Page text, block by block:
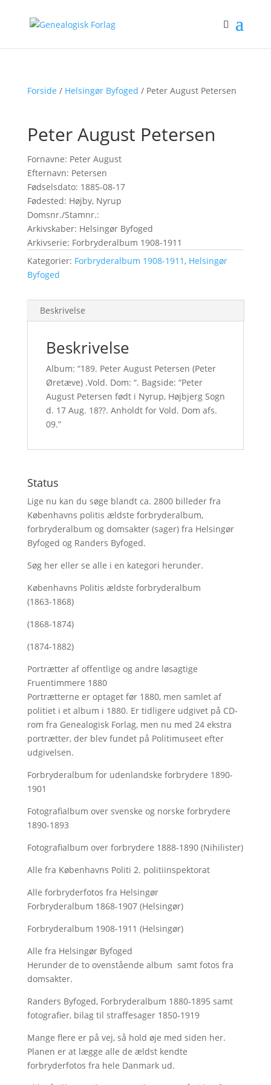
Forside / Helsingør Byfoged / Peter August Petersen
Peter August Petersen
Fornavne: Peter August
Efternavn: Petersen
Fødselsdato: 1885-08-17
Fødested: Højby, Nyrup
Domsnr./Stamnr.:
Arkivskaber: Helsingør Byfoged
Arkivserie: Forbryderalbum 1908-1911
Kategorier: Forbryderalbum 1908-1911, Helsingør
Byfoged
Beskrivelse
Beskrivelse
Album: “189. Peter August Petersen (Peter
Øretæve) .Vold. Dom: “. Bagside: “Peter
August Petersen født i Nyrup, Højbjerg Sogn
d. 17 Aug. 18??. Anholdt for Vold. Dom afs.
09.”
Status
Lige nu kan du søge blandt ca. 2800 billeder fra
Københavns politis ældste forbryderalbum,
forbryderalbum og domsakter (sager) fra Helsingør
Byfoged og Randers Byfoged.
Søg hereller se alle i en kategori herunder.
Københavns Politis ældste forbryderalbum
(1863-1868)
(1868-1874)
(1874-1882)
Portrætter af offentlige og andre løsagtige
Fruentimmere 1880
Portrætterne er optaget før 1880, men samlet af
politiet i et album i 1880. Er tidligere udgivet på CD-
rom fra Genealogisk Forlag, men nu med 24 ekstra
portrætter, der blev fundet på Politimuseet efter
udgivelsen.
Forbryderalbum for udenlandske forbrydere 1890-
1901
Fotografialbum over svenske og norske forbrydere
1890-1893
Fotografialbum over forbrydere 1888-1890 (Nihilister)
Alle fra Københavns Politi 2. politiinspektorat
Alle forbryderfotos fra Helsingør
Forbryderalbum 1868-1907 (Helsingør)
Forbryderalbum 1908-1911 (Helsingør)
Alle fra Helsingør Byfoged
Herunder de to ovenstående album samt fotos fra
domsakter.
Randers Byfoged, Forbryderalbum 1880-1895 samt
fotografier, bilag til straffesager 1850-1919
Mange flere er på vej, så hold øje med siden her.
Planen er at lægge alle de ældst kendte
forbryderfotos fra hele Danmark ud.